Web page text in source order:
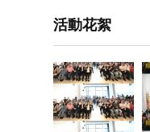
活動花絮